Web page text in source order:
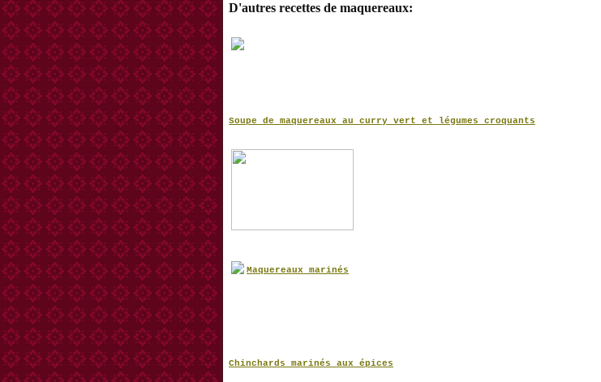
D'autres recettes de maquereaux:
Soupe de maquereaux au curry vert et légumes croquants
Maquereaux marinés
Chinchards marinés aux épices